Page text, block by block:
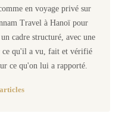
en voyage privé sur
Travel à Hanoï pour
cadre structuré, avec une
ce qu'il a vu, fait et vérifié
ce qu'on lui a rapporté.